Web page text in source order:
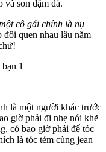
và son đậm đà.
cô gái chính là nụ
đôi quen nhau lâu năm
là một người khác trước
giờ phải đi nhẹ nói khẽ
có bao giờ phải để tóc
là tóc tém cùng jean